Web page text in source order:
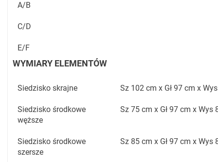
A/B
C/D
E/F
WYMIARY ELEMENTÓW
Siedzisko skrajne Sz 102 cm x Gł 97 cm x
Siedzisko środkowe
węższe
Sz 75 cm x Gł 97 cm x Wys
Siedzisko środkowe
szersze
Sz 85 cm x Gł 97 cm x Wys